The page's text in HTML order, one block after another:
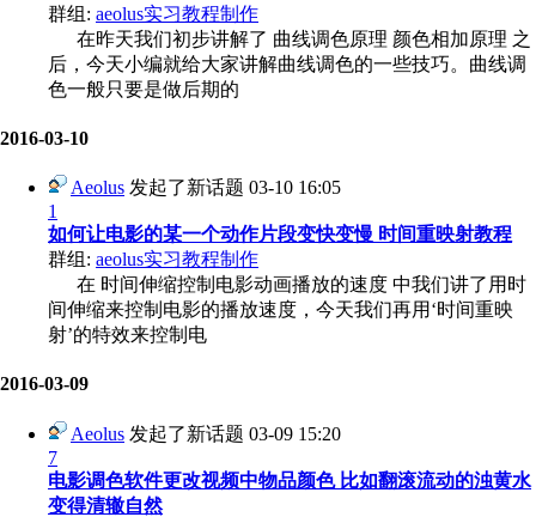
群组: aeolus实习教程制作
在昨天我们初步讲解了 曲线调色原理 颜色相加原理 之
后，今天小编就给大家讲解曲线调色的一些技巧。曲线调
色一般只要是做后期的
2016-03-10
Aeolus 发起了新话题 03-10 16:05
1
如何让电影的某一个动作片段变快变慢 时间重映射教程
群组: aeolus实习教程制作
在 时间伸缩控制电影动画播放的速度 中我们讲了用时
间伸缩来控制电影的播放速度，今天我们再用‘时间重映
射’的特效来控制电
2016-03-09
Aeolus 发起了新话题 03-09 15:20
7
电影调色软件更改视频中物品颜色 比如翻滚流动的浊黄水
变得清辙自然